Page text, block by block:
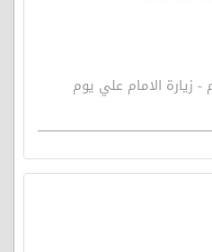
زيارة الامام علي يوم